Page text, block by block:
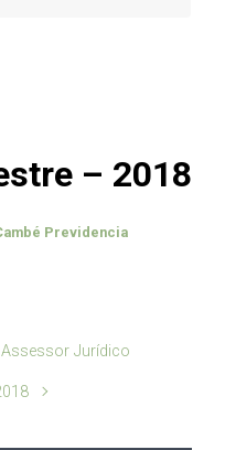
– 2018
Previdencia
Assessor Jurídico